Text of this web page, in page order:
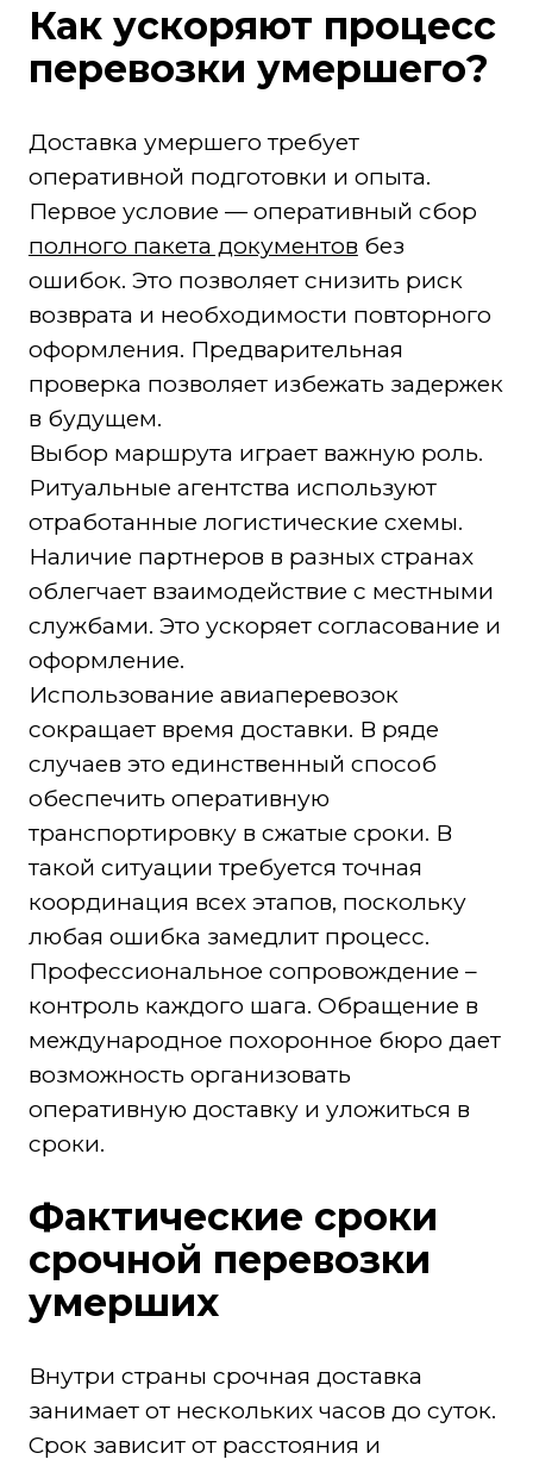
Как ускоряют процесс
перевозки умершего?
Доставка умершего требует
оперативной подготовки и опыта.
Первое условие — оперативный сбор
полного пакета документов без
ошибок. Это позволяет снизить риск
возврата и необходимости повторного
оформления. Предварительная
проверка позволяет избежать задержек
в будущем.
Выбор маршрута играет важную роль.
Ритуальные агентства используют
отработанные логистические схемы.
Наличие партнеров в разных странах
облегчает взаимодействие с местными
службами. Это ускоряет согласование и
оформление.
Использование авиаперевозок
сокращает время доставки. В ряде
случаев это единственный способ
обеспечить оперативную
транспортировку в сжатые сроки. В
такой ситуации требуется точная
координация всех этапов, поскольку
любая ошибка замедлит процесс.
Профессиональное сопровождение –
контроль каждого шага. Обращение в
международное похоронное бюро дает
возможность организовать
оперативную доставку и уложиться в
сроки.
Фактические сроки
срочной перевозки
умерших
Внутри страны срочная доставка
занимает от нескольких часов до суток.
Срок зависит от расстояния и